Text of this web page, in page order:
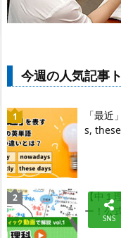
今週の人気記事
「最
s,
【中１
ー！公
SNS